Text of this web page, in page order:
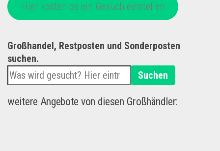
Hier kostenlos ein Gesuch einstellen
Großhandel, Restposten und Sonderposten
suchen.
Suchen
weitere Angebote von diesen Großhändler: